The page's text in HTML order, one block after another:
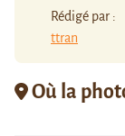
Rédigé par :
ttran
Où la